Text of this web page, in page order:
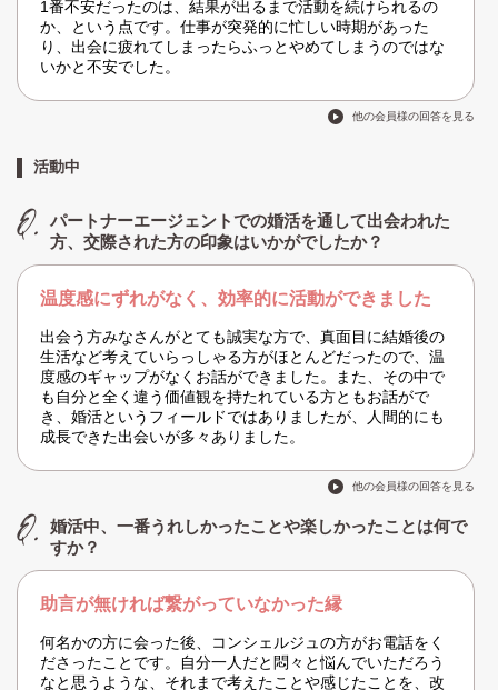
1番不安だったのは、結果が出るまで活動を続けられるの
か、という点です。仕事が突発的に忙しい時期があった
り、出会に疲れてしまったらふっとやめてしまうのではな
いかと不安でした。
他の会員様の回答を見る
活動中
パートナーエージェントでの婚活を通して出会われた
方、交際された方の印象はいかがでしたか？
温度感にずれがなく、効率的に活動ができました
出会う方みなさんがとても誠実な方で、真面目に結婚後の
生活など考えていらっしゃる方がほとんどだったので、温
度感のギャップがなくお話ができました。また、その中で
も自分と全く違う価値観を持たれている方ともお話がで
き、婚活というフィールドではありましたが、人間的にも
成長できた出会いが多々ありました。
他の会員様の回答を見る
婚活中、一番うれしかったことや楽しかったことは何で
すか？
助言が無ければ繋がっていなかった縁
何名かの方に会った後、コンシェルジュの方がお電話をく
ださったことです。自分一人だと悶々と悩んでいただろう
なと思うような、それまで考えたことや感じたことを、改